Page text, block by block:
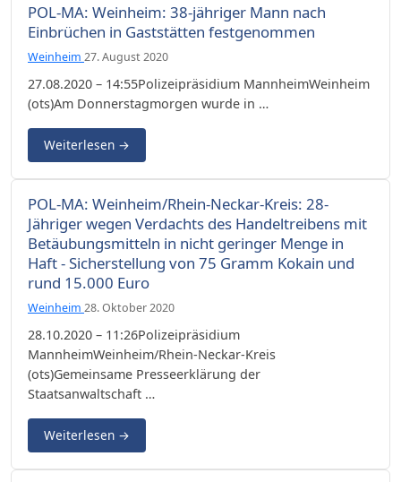
POL-MA: Weinheim: 38-jähriger Mann nach
Einbrüchen in Gaststätten festgenommen
Weinheim 27. August 2020
27.08.2020 – 14:55Polizeipräsidium MannheimWeinheim
(ots)Am Donnerstagmorgen wurde in …
Weiterlesen →
POL-MA: Weinheim/Rhein-Neckar-Kreis: 28-
Jähriger wegen Verdachts des Handeltreibens mit
Betäubungsmitteln in nicht geringer Menge in
Haft - Sicherstellung von 75 Gramm Kokain und
rund 15.000 Euro
Weinheim 28. Oktober 2020
28.10.2020 – 11:26Polizeipräsidium
MannheimWeinheim/Rhein-Neckar-Kreis
(ots)Gemeinsame Presseerklärung der
Staatsanwaltschaft …
Weiterlesen →